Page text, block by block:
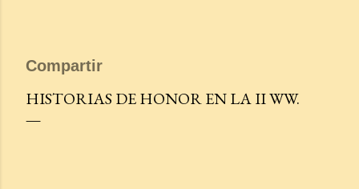
Compartir
HISTORIAS DE HONOR EN LA II WW.